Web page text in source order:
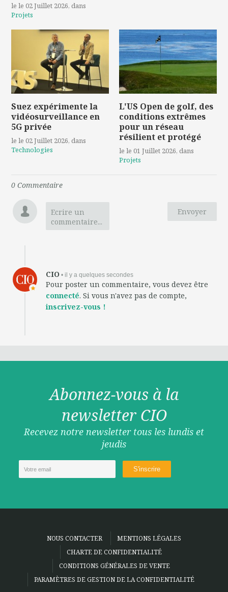
le le 02 Juillet 2026, dans
Projets
Suez expérimente la
vidéosurveillance en
5G privée
le le 02 Juillet 2026, dans
Technologies
L'US Open de golf, des
conditions extrêmes
pour un réseau
résilient et protégé
le le 01 Juillet 2026, dans
Projets
0 Commentaire
Envoyer
Ecrire un
commentaire...
CIO • il y a quelques secondes
Pour poster un commentaire, vous devez être
connecté. Si vous n'avez pas de compte,
inscrivez-vous !
Abonnez-vous à la
newsletter CIO
Recevez notre newsletter tous les lundis et
jeudis
NOUS CONTACTER
MENTIONS LÉGALES
CHARTE DE CONFIDENTIALITÉ
CONDITIONS GÉNÉRALES DE VENTE
PARAMÈTRES DE GESTION DE LA CONFIDENTIALITÉ